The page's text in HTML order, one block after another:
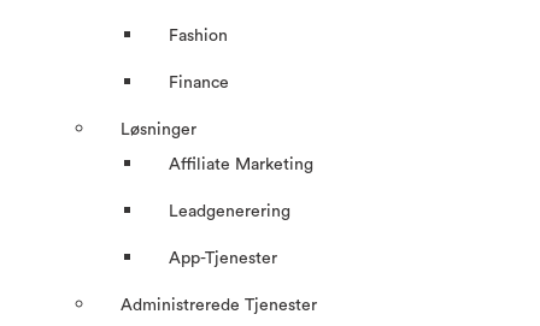
Fashion
Finance
Løsninger
Affiliate Marketing
Leadgenerering
App-Tjenester
Administrerede Tjenester